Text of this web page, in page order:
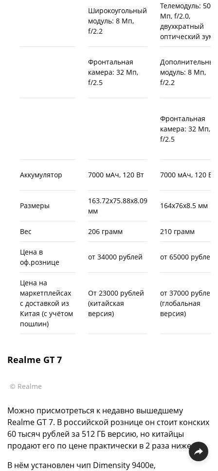
Широкоугольный
модуль: 8 Мп,
f/2.2
Телемодуль: 50
Мп, f/2.0,
двухкратный
оптический зум
Фронтальная
камера: 32 Мп,
f/2.5
модуль: 8 Мп,
f/2.2
Фронтальная
камера: 32 Мп,
f/2.5
Аккумулятор 7000 мАч, 120 Вт 7000 мАч, 120 Вт
Размеры
163.72x75.88x8.09
мм
164x76x8.5 мм
Вес 206 грамм 210 грамм
Цена в
оф.рознице
от 34000 рублей от 65000 рублей
Цена на
маркетплейсах
с доставкой из
Китая (с учётом
пошлин)
От 23000 рублей
(китайская
версия)
от 37000 рублей
(глобальная
версия)
Realme GT 7
© Realme
Можно присмотреться к недавно вышедшему
Realme GT 7. В российской рознице он стоит конских
60 тысяч рублей за 512 ГБ версию, но китайцы
продают его по цене практически в 2 раза ниже.
В нём установлен чип Dimensity 9400e,